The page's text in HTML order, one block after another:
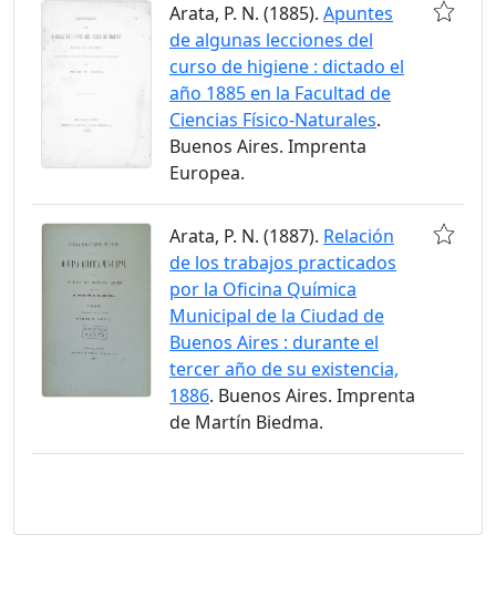
Arata, P. N. (1885). Apuntes
de algunas lecciones del
curso de higiene : dictado el
año 1885 en la Facultad de
Ciencias Físico-Naturales.
Buenos Aires. Imprenta
Europea.
Arata, P. N. (1887). Relación
de los trabajos practicados
por la Oficina Química
Municipal de la Ciudad de
Buenos Aires : durante el
tercer año de su existencia,
1886. Buenos Aires. Imprenta
de Martín Biedma.